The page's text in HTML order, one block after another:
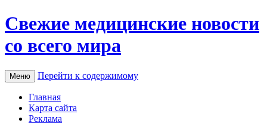
Свежие медицинские новости
со всего мира
Меню Перейти к содержимому
Главная
Карта сайта
Реклама